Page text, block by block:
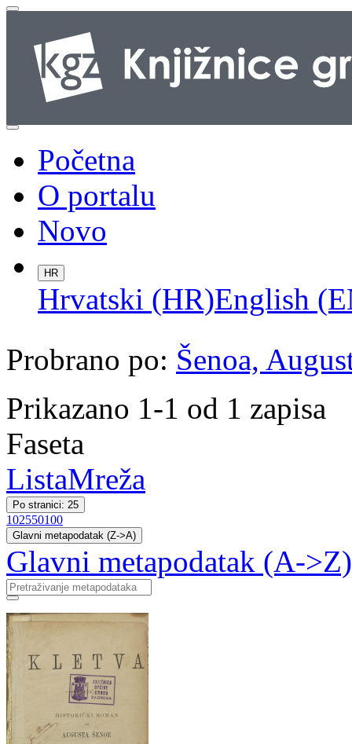
Početna
O portalu
Novo
HR
Hrvatski (HR)English
Probrano po: Šenoa,
Prikazano 1-1 od 1 zapisa
Faseta
ListaMreža
Po stranici: 25
102550100
Glavni metapodatak (Z->A)
Glavni metapodatak (A->Z)